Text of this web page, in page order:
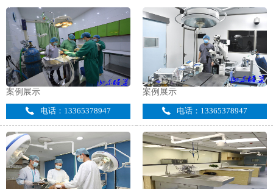
案例展示
电话：13365378947
案例展示
电话：13365378947